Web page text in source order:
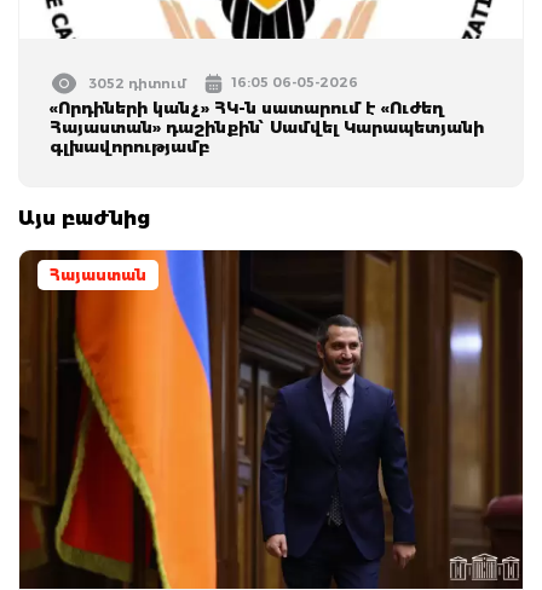
3052 դիտում 16:05 06-05-2026
«Որդիների կանչ» ՀԿ-ն սատարում է «Ուժեղ
Հայաստան» դաշինքին՝ Սամվել Կարապետյանի
գլխավորությամբ
Այս բաժնից
Հայաստան